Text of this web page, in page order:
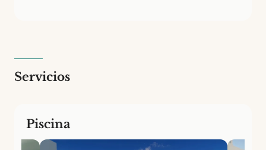
Servicios
Piscina